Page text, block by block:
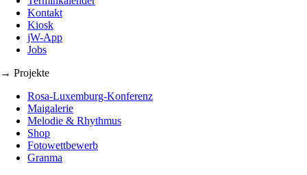
Kontakt
Kiosk
jW-App
Jobs
→ Projekte
Rosa-Luxemburg-Konferenz
Maigalerie
Melodie & Rhythmus
Shop
Fotowettbewerb
Granma